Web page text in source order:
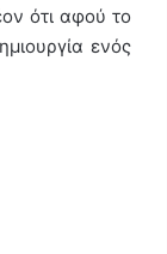
ότι αφού το
ενός